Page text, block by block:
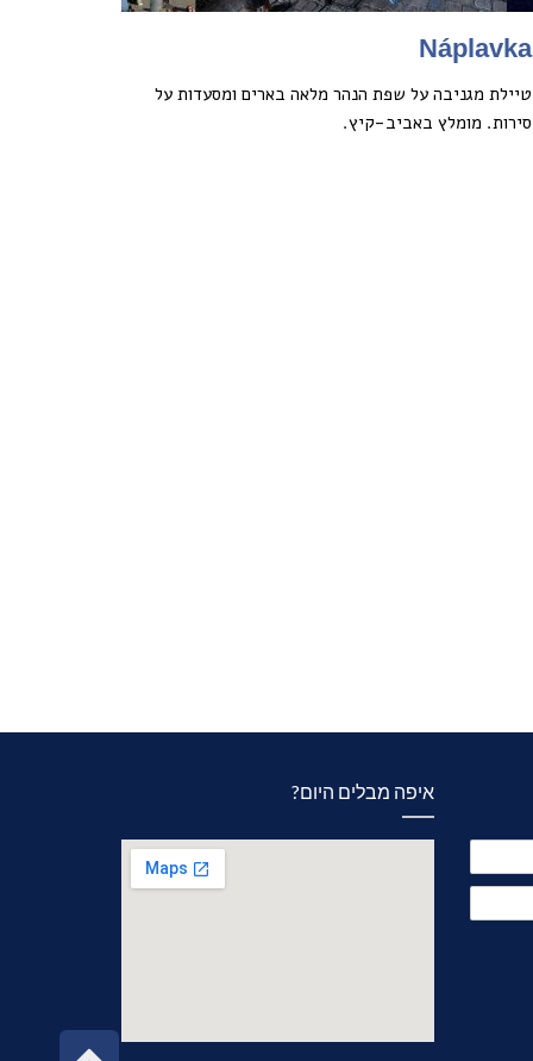
Náplavka
טיילת מגניבה על שפת הנהר מלאה בארים ומסעדות על
סירות. מומלץ באביב-קיץ.
איפה מבלים היום?